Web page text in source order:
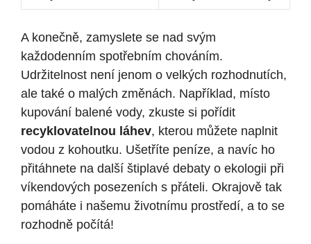
A konečně, zamyslete se nad svým
každodenním spotřebním chováním.
Udržitelnost není jenom o velkých rozhodnutích,
ale také o malých změnách. Například, místo
kupování balené vody, zkuste si pořídit
recyklovatelnou láhev, kterou můžete naplnit
vodou z kohoutku. Ušetříte peníze, a navíc ho
přitáhnete na další štiplavé debaty o ekologii při
víkendových posezeních s přáteli. Okrajově tak
pomáháte i našemu životnímu prostředí, a to se
rozhodně počítá!